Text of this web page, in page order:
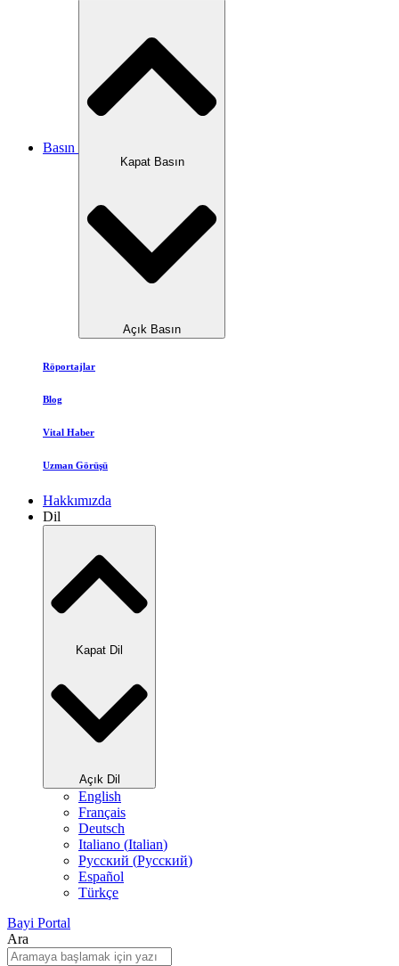
Basın
Kapat Basın
Açık Basın
Röportajlar
Blog
Vital Haber
Uzman Görüşü
Hakkımızda
Dil
Kapat Dil
Açık Dil
English
Français
Deutsch
Italiano (Italian)
Русский (Pусский)
Español
Türkçe
Bayi Portal
Ara